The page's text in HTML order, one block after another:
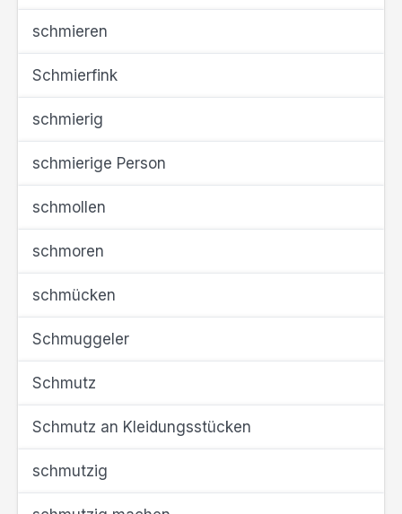
schmieren
Schmierfink
schmierig
schmierige Person
schmollen
schmoren
schmücken
Schmuggeler
Schmutz
Schmutz an Kleidungsstücken
schmutzig